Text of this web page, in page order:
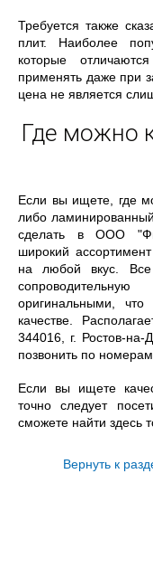
Требуется также
плит. Наиболее
которые
применять даже при
цена не является
Где можно
Если вы ищете, где
либо
сделать в ООО
широкий
на любой вкус. Все
оригинальными,
качестве.
344016, г. Ростов-
позвонить по
Если вы ищете
точно следует
сможете найти здесь
Вернуть к